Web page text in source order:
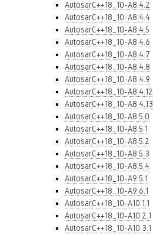
AutosarC++18_10-A8.4.2
AutosarC++18_10-A8.4.4
AutosarC++18_10-A8.4.5
AutosarC++18_10-A8.4.6
AutosarC++18_10-A8.4.7
AutosarC++18_10-A8.4.8
AutosarC++18_10-A8.4.9
AutosarC++18_10-A8.4.12
AutosarC++18_10-A8.4.13
AutosarC++18_10-A8.5.0
AutosarC++18_10-A8.5.1
AutosarC++18_10-A8.5.2
AutosarC++18_10-A8.5.3
AutosarC++18_10-A8.5.4
AutosarC++18_10-A9.5.1
AutosarC++18_10-A9.6.1
AutosarC++18_10-A10.1.1
AutosarC++18_10-A10.2.1
AutosarC++18_10-A10.3.1